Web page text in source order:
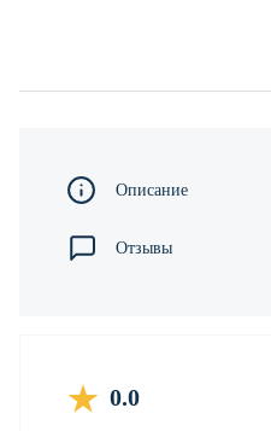
Описание
Отзывы
0.0